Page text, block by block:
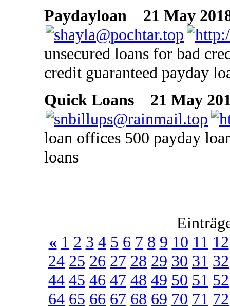
Paydayloan
21 May
unsecured loans for bad
credit guaranteed payday
Quick Loans
21 May
loan offices 500 payday
loans
« 1 2 3 4 5 6 7 8 9 10 11 12
24 25 26 27 28 29 30 31 32
44 45 46 47 48 49 50 51 52
64 65 66 67 68 69 70 71 72